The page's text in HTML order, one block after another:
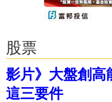
股票
影片》大盤創高
這三要件